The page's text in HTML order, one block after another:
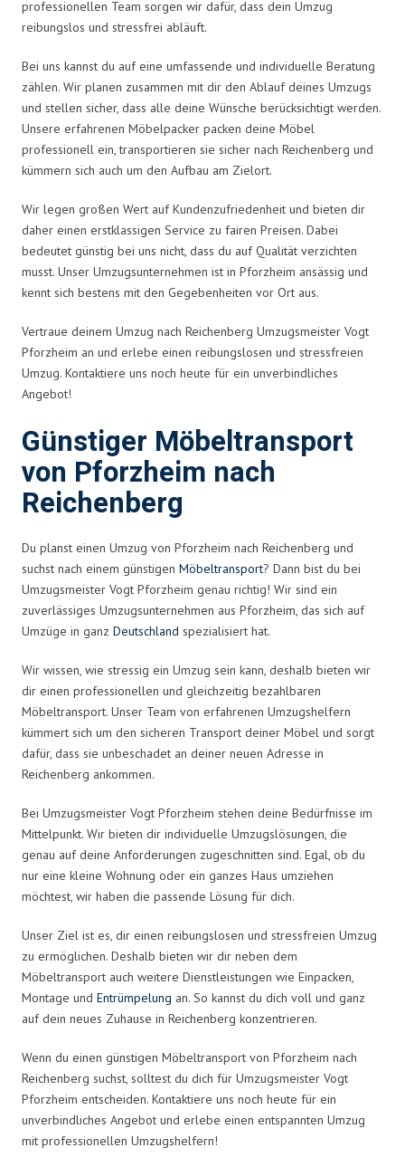
professionellen Team sorgen wir dafür, dass dein Umzug
reibungslos und stressfrei abläuft.
Bei uns kannst du auf eine umfassende und individuelle Beratung
zählen. Wir planen zusammen mit dir den Ablauf deines Umzugs
und stellen sicher, dass alle deine Wünsche berücksichtigt werden.
Unsere erfahrenen Möbelpacker packen deine Möbel
professionell ein, transportieren sie sicher nach Reichenberg und
kümmern sich auch um den Aufbau am Zielort.
Wir legen großen Wert auf Kundenzufriedenheit und bieten dir
daher einen erstklassigen Service zu fairen Preisen. Dabei
bedeutet günstig bei uns nicht, dass du auf Qualität verzichten
musst. Unser Umzugsunternehmen ist in Pforzheim ansässig und
kennt sich bestens mit den Gegebenheiten vor Ort aus.
Vertraue deinem Umzug nach Reichenberg Umzugsmeister Vogt
Pforzheim an und erlebe einen reibungslosen und stressfreien
Umzug. Kontaktiere uns noch heute für ein unverbindliches
Angebot!
Günstiger Möbeltransport
von Pforzheim nach
Reichenberg
Du planst einen Umzug von Pforzheim nach Reichenberg und
suchst nach einem günstigen Möbeltransport? Dann bist du bei
Umzugsmeister Vogt Pforzheim genau richtig! Wir sind ein
zuverlässiges Umzugsunternehmen aus Pforzheim, das sich auf
Umzüge in ganz Deutschland spezialisiert hat.
Wir wissen, wie stressig ein Umzug sein kann, deshalb bieten wir
dir einen professionellen und gleichzeitig bezahlbaren
Möbeltransport. Unser Team von erfahrenen Umzugshelfern
kümmert sich um den sicheren Transport deiner Möbel und sorgt
dafür, dass sie unbeschadet an deiner neuen Adresse in
Reichenberg ankommen.
Bei Umzugsmeister Vogt Pforzheim stehen deine Bedürfnisse im
Mittelpunkt. Wir bieten dir individuelle Umzugslösungen, die
genau auf deine Anforderungen zugeschnitten sind. Egal, ob du
nur eine kleine Wohnung oder ein ganzes Haus umziehen
möchtest, wir haben die passende Lösung für dich.
Unser Ziel ist es, dir einen reibungslosen und stressfreien Umzug
zu ermöglichen. Deshalb bieten wir dir neben dem
Möbeltransport auch weitere Dienstleistungen wie Einpacken,
Montage und Entrümpelung an. So kannst du dich voll und ganz
auf dein neues Zuhause in Reichenberg konzentrieren.
Wenn du einen günstigen Möbeltransport von Pforzheim nach
Reichenberg suchst, solltest du dich für Umzugsmeister Vogt
Pforzheim entscheiden. Kontaktiere uns noch heute für ein
unverbindliches Angebot und erlebe einen entspannten Umzug
mit professionellen Umzugshelfern!